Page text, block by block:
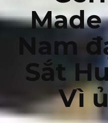
Nam
Sắt
Vì